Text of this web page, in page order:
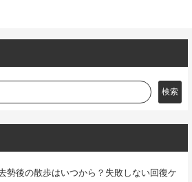
検索
勢後の散歩はいつから？失敗しない回復ケ